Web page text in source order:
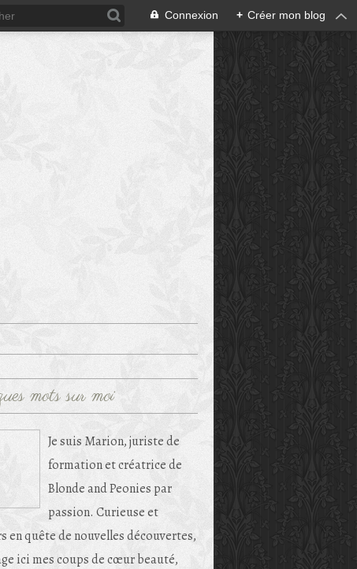
Connexion + Créer mon blog
mots sur moi
Je suis Marion, juriste de
formation et créatrice de
Blonde and Peonies par
passion. Curieuse et
en quête de nouvelles découvertes,
ici mes coups de cœur beauté,